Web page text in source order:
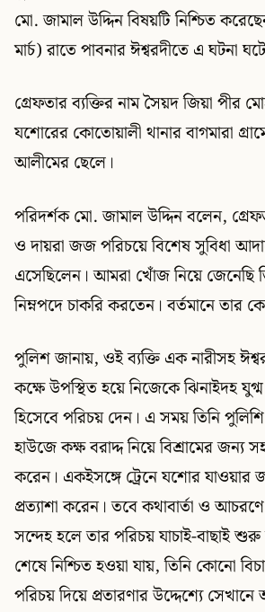
মো. জামাল উদ্দিন বিষয়টি নিশ্চিত
মার্চ) রাতে পাবনার ঈশ্বরদীতে এ ঘটনা
গ্রেফতার ব্যক্তির নাম সৈয়দ জিয়া পীর
যশোরের কোতোয়ালী থানার বাগমারা
আলীমের ছেলে।
পরিদর্শক মো. জামাল উদ্দিন বলেন,
ও দায়রা জজ পরিচয়ে বিশেষ সুবিধা
এসেছিলেন। আমরা খোঁজ নিয়ে জেনেছি
নিম্নপদে চাকরি করতেন। বর্তমানে তার
পুলিশ জানায়, ওই ব্যক্তি এক নারীসহ
কক্ষে উপস্থিত হয়ে নিজেকে ঝিনাইদহ
হিসেবে পরিচয় দেন। এ সময় তিনি
হাউজে কক্ষ বরাদ্দ নিয়ে বিশ্রামের জন্য
করেন। একইসঙ্গে ট্রেনে যশোর যাওয়ার
প্রত্যাশা করেন। তবে কথাবার্তা ও
সন্দেহ হলে তার পরিচয় যাচাই-বাছাই
শেষে নিশ্চিত হওয়া যায়, তিনি কোনো
পরিচয় দিয়ে প্রতারণার উদ্দেশ্যে